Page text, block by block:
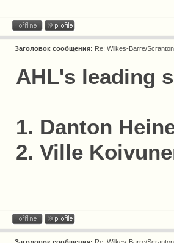
Заголовок сообщения: Re: Wilkes-Barre/
AHL's leading
1. Danton
2. Ville